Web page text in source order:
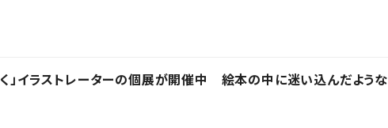
」イラストレーターの個展が開催中 絵本の中に迷い込んだような